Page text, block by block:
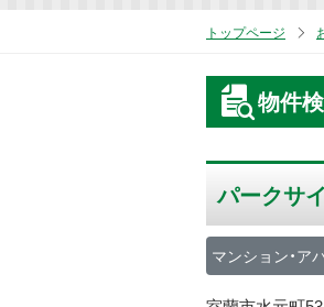
トップページ
物件
パークサ
マンション・ア